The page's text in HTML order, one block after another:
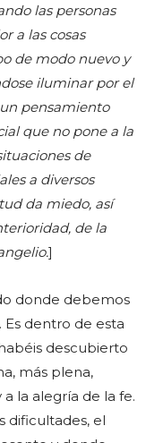
las personas
a las cosas
de modo nuevo y
iluminar por el
pensamiento
que no pone a la
de
a diversos
da miedo, así
de la
]
donde debemos
dentro de esta
descubierto
más plena,
la alegría de la fe.
dificultades, el